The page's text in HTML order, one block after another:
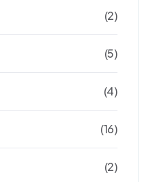
(2)
(5)
(4)
(16)
(2)